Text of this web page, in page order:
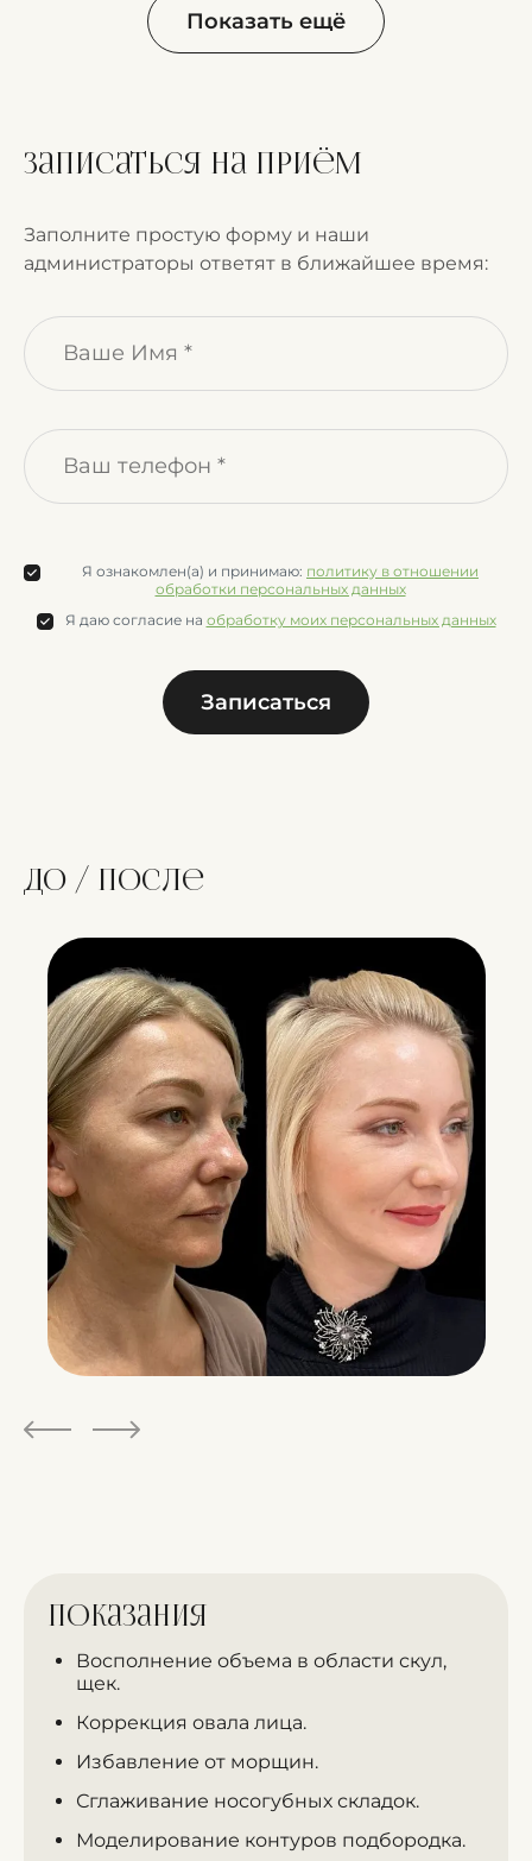
Показать ещё
Записаться на приём
Заполните простую форму и наши
администраторы ответят в ближайшее время:
Я ознакомлен(а) и принимаю: политику в отношении
обработки персональных данных
Я даю согласие на обработку моих персональных данных
Записаться
До / после
Показания
Восполнение объема в области скул,
щек.
Коррекция овала лица.
Избавление от морщин.
Сглаживание носогубных складок.
Моделирование контуров подбородка.